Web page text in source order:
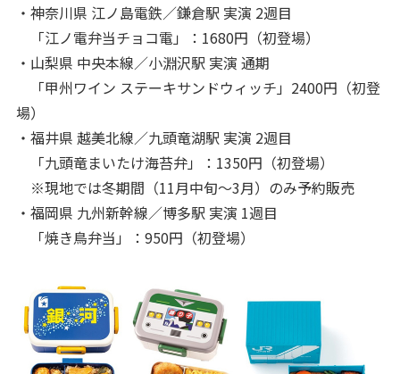
・神奈川県 江ノ島電鉄／鎌倉駅 実演 2週目
「江ノ電弁当チョコ電」：1680円（初登場）
・山梨県 中央本線／小淵沢駅 実演 通期
「甲州ワイン ステーキサンドウィッチ」2400円（初登
場）
・福井県 越美北線／九頭竜湖駅 実演 2週目
「九頭竜まいたけ海苔弁」：1350円（初登場）
※現地では冬期間（11月中旬～3月）のみ予約販売
・福岡県 九州新幹線／博多駅 実演 1週目
「焼き鳥弁当」：950円（初登場）